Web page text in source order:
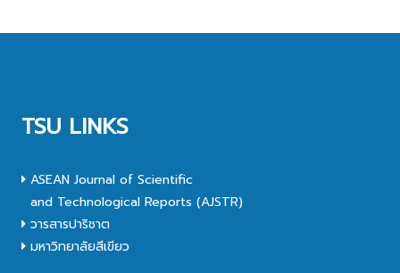
TSU LINKS
ASEAN Journal of Scientific
and Technological Reports (AJSTR)
วารสารปาริชาต
มหาวิทยาลัยสีเขียว